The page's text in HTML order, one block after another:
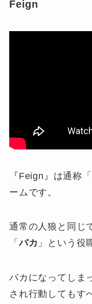
Feign
『Feign』は通称
ームです。
通常の人狼と同じ
「バカ 」という役
バカになってしま
され行動してもす